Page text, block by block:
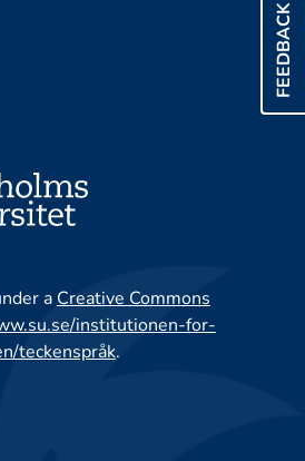
FEEDBACK
a Creative Commons
institutionen-for-
teckenspråk.